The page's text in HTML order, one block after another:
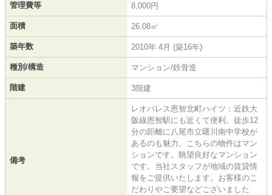
管理費等 8,000円
面積 26.08㎡
築年数 2010年 4月 (築16年)
種別/構造 マンション/鉄骨造
階建 3階建
備考
レオパレス恩智北町ハイツ：近鉄大
阪線恩智駅にも近くて便利。徒歩12
分の距離に八尾市立曙川南中学校が
あるのも魅力。こちらの物件はマン
ションです。眺望良好なマンション
です。当社スタッフが地域の賃貸情
報をご提供いたします。お客様のこ
だわりやご要望などございました